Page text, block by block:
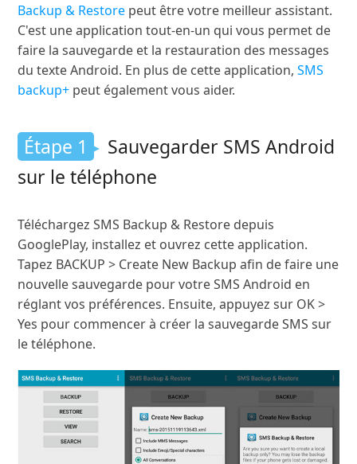
Backup & Restore peut être votre meilleur assistant.
C'est une application tout-en-un qui vous permet de
faire la sauvegarde et la restauration des messages
du texte Android. En plus de cette application,SMS
backup+ peut également vous aider.
Étape 1
Sauvegarder SMS Android
sur le téléphone
Téléchargez SMS Backup & Restore depuis
GooglePlay, installez et ouvrez cette application.
Tapez BACKUP > Create New Backup afin de faire une
nouvelle sauvegarde pour votre SMS Android en
réglant vos préférences. Ensuite, appuyez sur OK >
Yes pour commencer à créer la sauvegarde SMS sur
le téléphone.